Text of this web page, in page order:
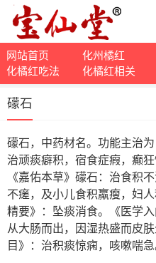
网站首页 化州橘红
化橘红吃法
化橘红相关
礞石
礞石，中药材名。功能主治
治顽痰癖积，宿食症瘕，癫
《嘉佑本草》礞石：治食积
不瘥，及小儿食积羸瘦，妇
精要》：坠痰消食。《医学
从大肠而出，因湿热盛而皮
目》：治积痰惊痫，咳嗽喘急